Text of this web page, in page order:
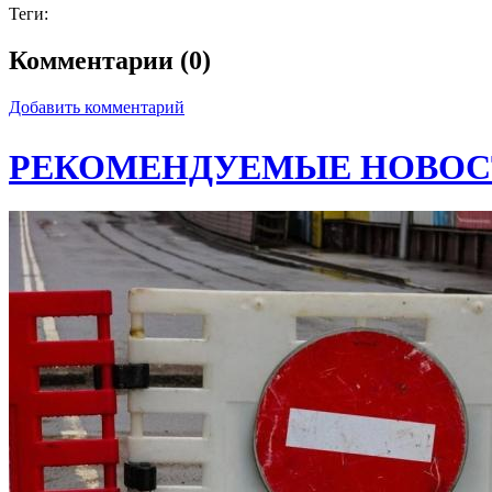
Теги:
Комментарии (0)
Добавить комментарий
РЕКОМЕНДУЕМЫЕ